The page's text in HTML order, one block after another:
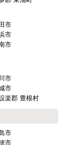
屋市中村区
屋市港区
屋市緑区
市
市
古屋市
郡 東郷町
郡 飛鳥村